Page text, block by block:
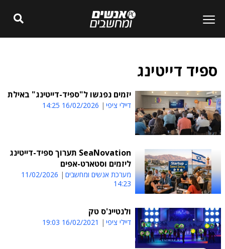
ספיד דייטינג
יזמים נפגשו ל"ספיד-דייטינג" באילת
דיילי ציפי 16/02/2026 14:25
SeaNovation תערוך ספיד-דייטינג
ליזמים וסטארט-אפים
מערכת אנשים ומחשבים
11/02/2026
14:23
ולנטיינ'ס טק
דיילי ציפי 16/02/2021 19:03